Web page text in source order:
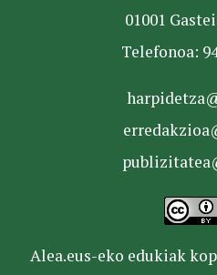
01001
Telefonoa:
Alea.eus-eko edukiak